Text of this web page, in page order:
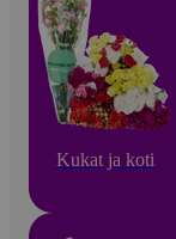
Kukat ja koti